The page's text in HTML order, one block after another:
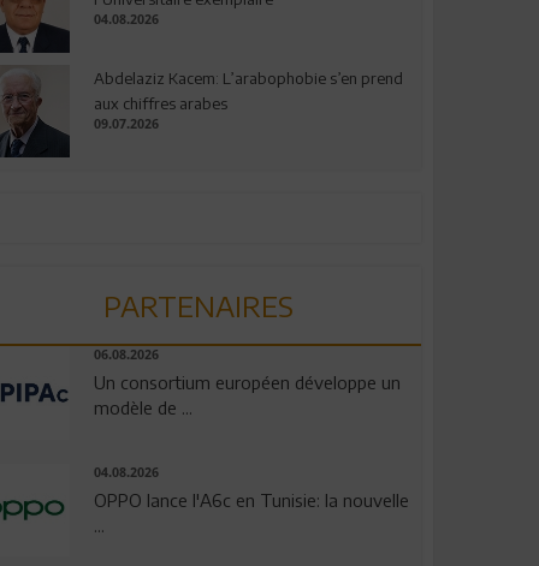
04.08.2026
Abdelaziz Kacem: L’arabophobie s’en prend
aux chiffres arabes
09.07.2026
PARTENAIRES
06.08.2026
Un consortium européen développe un
modèle de ...
04.08.2026
OPPO lance l'A6c en Tunisie: la nouvelle
...